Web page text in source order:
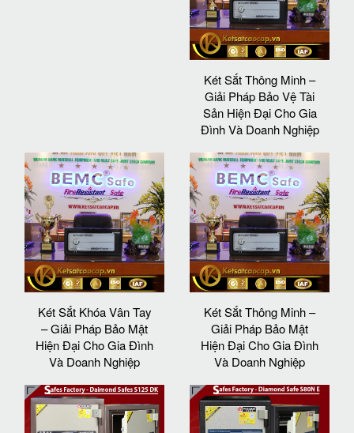
Két Sắt Thông Minh –
Giải Pháp Bảo Vệ Tài
Sản Hiện Đại Cho Gia
Đình Và Doanh Nghiệp
Két Sắt Khóa Vân Tay
– Giải Pháp Bảo Mật
Hiện Đại Cho Gia Đình
Và Doanh Nghiệp
Két Sắt Thông Minh –
Giải Pháp Bảo Mật
Hiện Đại Cho Gia Đình
Và Doanh Nghiệp